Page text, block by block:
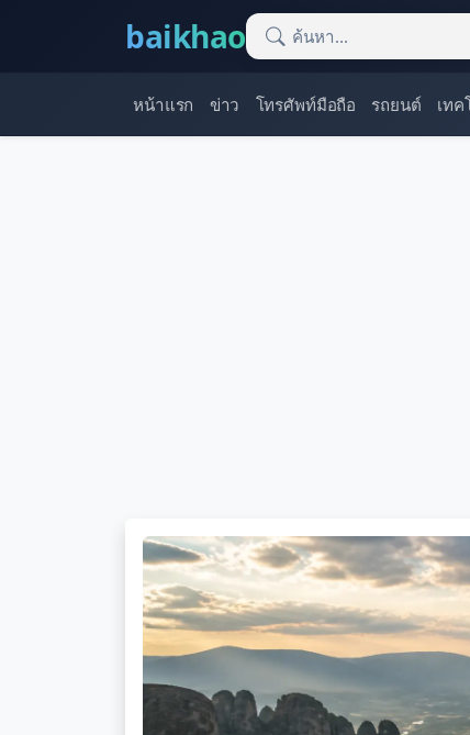
baikhao
หน้าแรก ข่าว โทรศัพท์มือถือ รถยนต์ เทค